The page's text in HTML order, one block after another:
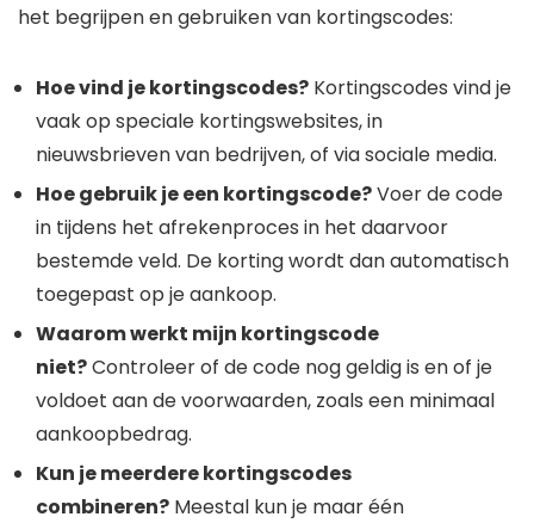
het begrijpen en gebruiken van kortingscodes:
Hoe vind je kortingscodes? Kortingscodes vind je
vaak op speciale kortingswebsites, in
nieuwsbrieven van bedrijven, of via sociale media.
Hoe gebruik je een kortingscode?Voer de code
in tijdens het afrekenproces in het daarvoor
bestemde veld. De korting wordt dan automatisch
toegepast op je aankoop.
Waarom werkt mijn kortingscode
niet?Controleer of de code nog geldig is en of je
voldoet aan de voorwaarden, zoals een minimaal
aankoopbedrag.
Kun je meerdere kortingscodes
combineren? Meestal kun je maar één